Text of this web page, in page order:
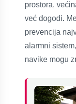
prostora,
već dogodi.
prevencija
alarmni
navike mogu